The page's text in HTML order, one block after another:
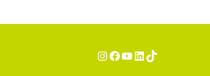
Instagram
Facebook
YouTube
LinkedIn